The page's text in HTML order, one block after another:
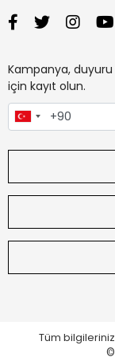
Kampanya,
için kayıt olun.
Tüm